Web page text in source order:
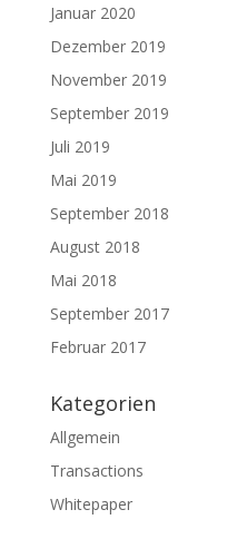
Januar 2020
Dezember 2019
November 2019
September 2019
Juli 2019
Mai 2019
September 2018
August 2018
Mai 2018
September 2017
Februar 2017
Kategorien
Allgemein
Transactions
Whitepaper